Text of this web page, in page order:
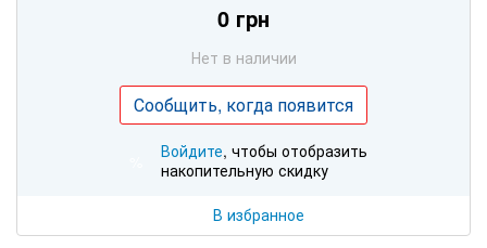
0 грн
Нет в наличии
Сообщить, когда появится
Войдите, чтобы отобразить
накопительную скидку
В избранное